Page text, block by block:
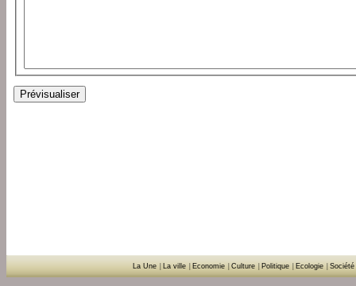
La Une La ville Economie Culture Politique Ecologie Société